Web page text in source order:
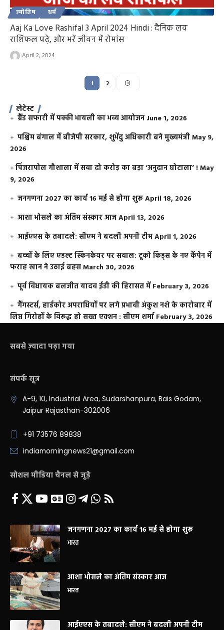
ज्योतिष धर्म
Aaj Ka Love Rashifal 3 April 2024 Hindi : दैनिक लव
राशिफल पढ़े, और भरें जीवन में रोमांस
April 2, 2024
1 2
लेटेस्ट
ग्रैंड सफारी में पक्की भायली का भव्य आयोजन June 1, 2026
पश्चिम बंगाल में बीजेपी सरकार, शुभेंदु अधिकारी बने मुख्यमंत्रीMay 9,
2026
​पिंजरापोल गौशाला में सवा दो करोड़ का बड़ा ‘अनुदान घोटाला’ !May
9, 2026
जनगणना 2027 का कार्य 16 मई से होगा शुरूApril 18, 2026
आशा भोसले का अंतिम संस्कार आजApril 13, 2026
आईएएस के तबादले: सीएम ने बदली अपनी टीमApril 1, 2026
बच्चों के लिए एडल्ट स्किनकेयर पर सवाल: टूको किड्स के नए कैंपेन में
फराह खान ने उठाई बहसMarch 30, 2026
पूर्व विधायक बलजीत यादव ईडी की हिरासत में February 3, 2026
गैंगस्टर्स, हार्डकोर अपराधियों पर लगे प्रभावी अंकुश नशे के कारोबार में
लिप्त गिरोहों के विरूद्ध हो सख्त एक्शन : सीएम शर्मा February 3, 2026
सबसे ज़्यादा पढ़ा गया
संपर्क सूत्र
A-9, 10, Industrial Area, Sudarshanpura, Bais Godam,
Jaipur Rajasthan-302006
+91 73576 89838
indiamorningnews21@gmail.com
सोशल मीडिया चैनल से जुड़े
जनगणना 2027 का कार्य 16 मई से होगा शुरू
भारत
आशा भोसले का अंतिम संस्कार आज
भारत
आईएएस के तबादले: सीएम ने बदली अपनी टीम